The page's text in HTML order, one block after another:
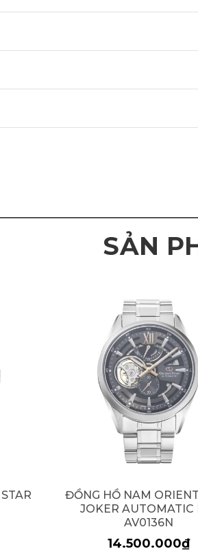
SẢN
ĐỒNG HỒ NAM
JOKER AUTOMATIC
AV0136N
14.500.000₫